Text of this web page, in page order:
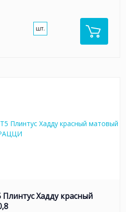
шт.
Плинтус Хадду красный